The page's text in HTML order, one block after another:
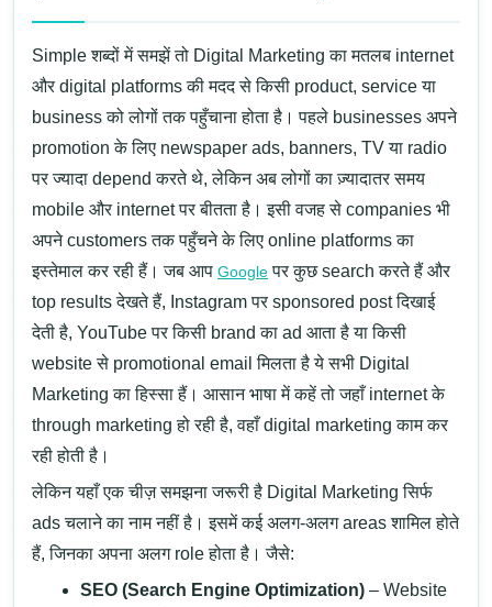
Simple शब्दों में समझें तो Digital Marketing का मतलब internet
और digital platforms की मदद से किसी product, service या
business को लोगों तक पहुँचाना होता है। पहले businesses अपने
promotion के लिए newspaper ads, banners, TV या radio
पर ज्यादा depend करते थे, लेकिन अब लोगों का ज़्यादातर समय
mobile और internet पर बीतता है। इसी वजह से companies भी
अपने customers तक पहुँचने के लिए online platforms का
इस्तेमाल कर रही हैं।जब आप Googleपर कुछ search करते हैं और
top results देखते हैं, Instagram पर sponsored post दिखाई
देती है, YouTube पर किसी brand का ad आता है या किसी
website से promotional email मिलता है ये सभी Digital
Marketing का हिस्सा हैं। आसान भाषा में कहें तो जहाँ internet के
through marketing हो रही है, वहाँ digital marketing काम कर
रही होती है।
लेकिन यहाँ एक चीज़ समझना जरूरी है Digital Marketing सिर्फ
ads चलाने का नाम नहीं है । इसमें कई अलग-अलग areas शामिल होते
हैं, जिनका अपना अलग role होता है। जैसे:
SEO (Search Engine Optimization) – Website